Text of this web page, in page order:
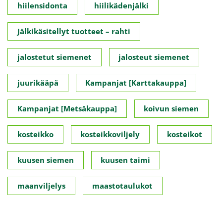
hiilensidonta hiilikädenjälki
Jälkikäsitellyt tuotteet – rahti
jalostetut siemenet jalosteut siemenet
juurikääpä Kampanjat [Karttakauppa]
Kampanjat [Metsäkauppa] koivun siemen
kosteikko kosteikkoviljely kosteikot
kuusen siemen kuusen taimi
maanviljelys maastotaulukot